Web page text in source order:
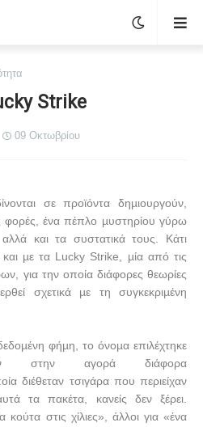
Strike
09 Οκτωβρίου
σε προϊόντα δηµιουργούν,
φορές, ένα πέπλο µυστηρίου γύρω
και τα συστατικά τους. Κάτι
και µε τα Lucky Strike , µία από τις
για την οποία διάφορες θεωρίες
σχετικά µε τη συγκεκριµένη
φήµη, το όνοµα επιλέχτηκε
στην αγορά διάφορα
διέθεταν τσιγάρα που περιείχαν
τα πακέτα, κανείς δεν ξέρει.
κούτα στις χίλιες», άλλοι για «ένα